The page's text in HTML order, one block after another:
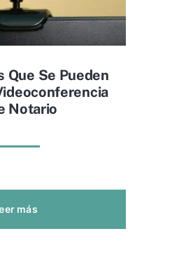
Que Se Pueden
Notario
más